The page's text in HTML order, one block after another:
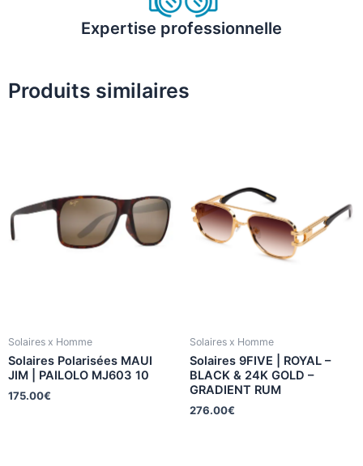
Expertise professionnelle
Produits similaires
Solaires x Homme
Solaires Polarisées MAUI
JIM | PAILOLO MJ603 10
175.00€
Solaires x Homme
Solaires 9FIVE | ROYAL –
BLACK & 24K GOLD –
GRADIENT RUM
276.00€